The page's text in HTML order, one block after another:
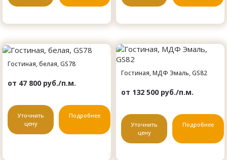
Гостиная, белая, GS78
от 47 800 руб./п.м.
Уточнить
цену
Подробнее
Гостиная, МДФ Эмаль, GS82
от 132 500 руб./п.м.
Уточнить
цену
Подробнее